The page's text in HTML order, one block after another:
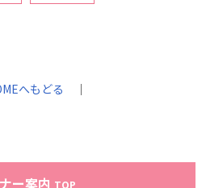
へもどる ｜
ー案内 TOP